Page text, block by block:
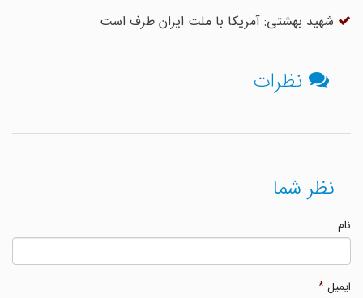
شهید بهشتی: آمریکا با ملت ایران طرف است
نظرات
نظر شما
ایمیل*